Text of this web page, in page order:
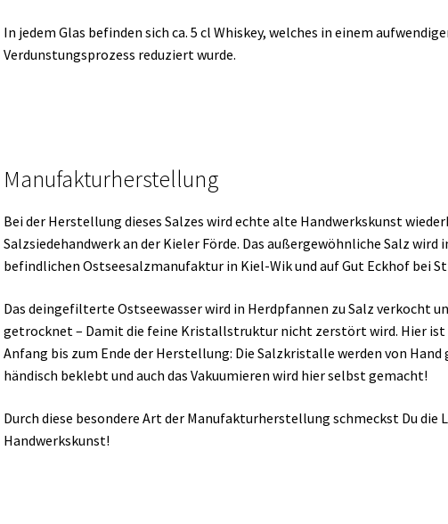
In jedem Glas befinden sich ca. 5 cl Whiskey, welches in einem
Verdunstungsprozess reduziert wurde.
Manufakturherstellung
Bei der Herstellung dieses Salzes wird echte alte Handwerkskunst
Salzsiedehandwerk an der Kieler Förde. Das außergewöhnliche Salz
befindlichen Ostseesalzmanufaktur in Kiel-Wik und auf Gut Eckhof bei
Das deingefilterte Ostseewasser wird in Herdpfannen zu Salz verkocht
getrocknet – Damit die feine Kristallstruktur nicht zerstört wird. Hier ist
Anfang bis zum Ende der Herstellung: Die Salzkristalle werden von
händisch beklebt und auch das Vakuumieren wird hier selbst gemacht!
Durch diese besondere Art der Manufakturherstellung schmeckst Du die
Handwerkskunst!